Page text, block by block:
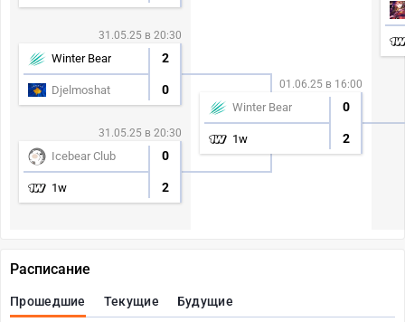
31.05.25 в 20:30
Winter Bear 2
Djelmoshat 0
31.05.25 в 20:30
Icebear Club 0
1w 2
01.06.25 в 16:00
Winter Bear 0
1w 2
Расписание
Прошедшие Текущие Будущие